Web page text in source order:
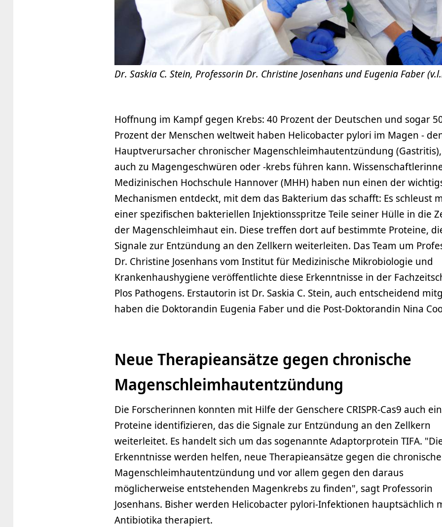
Dr. Saskia C. Stein, Professorin Dr. Christine Josenhans und Eugenia Faber
Hoffnung im Kampf gegen Krebs: 40 Prozent der Deutschen und sogar
Prozent der Menschen weltweit haben Helicobacter pylori im Magen -
Hauptverursacher chronischer Magenschleimhautentzündung
auch zu Magengeschwüren oder -krebs führen kann.
Medizinischen Hochschule Hannover (MHH) haben nun einen der
Mechanismen entdeckt, mit dem das Bakterium das schafft: Es schleust
einer spezifischen bakteriellen Injektionsspritze Teile seiner Hülle in die
der Magenschleimhaut ein. Diese treffen dort auf bestimmte Proteine,
Signale zur Entzündung an den Zellkern weiterleiten. Das Team um
Dr. Christine Josenhans vom Institut für Medizinische Mikrobiologie und
Krankenhaushygiene veröffentlichte diese Erkenntnisse in der
Plos Pathogens. Erstautorin ist Dr. Saskia C. Stein, auch entscheidend
haben die Doktorandin Eugenia Faber und die Post-Doktorandin Nina
Neue Therapieansätze gegen chronische
Magenschleimhautentzündung
Die Forscherinnen konnten mit Hilfe der Genschere CRISPR-Cas9 auch
Proteine identifizieren, das die Signale zur Entzündung an den Zellkern
weiterleitet. Es handelt sich um das sogenannte Adaptorprotein TIFA.
Erkenntnisse werden helfen, neue Therapieansätze gegen die chronische
Magenschleimhautentzündung und vor allem gegen den daraus
möglicherweise entstehenden Magenkrebs zu finden", sagt Professorin
Josenhans. Bisher werden Helicobacter pylori-Infektionen hauptsächlich
Antibiotika therapiert.